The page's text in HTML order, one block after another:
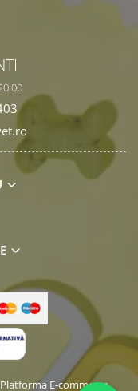
Platforma E-commerce